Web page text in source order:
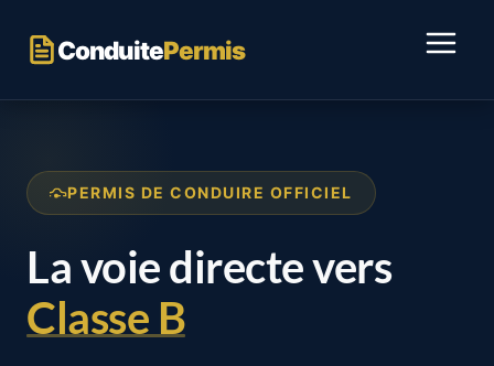
contenu
ConduitePermis
PERMIS DE CONDUIRE OFFICIEL
La voie directe vers
Classe B